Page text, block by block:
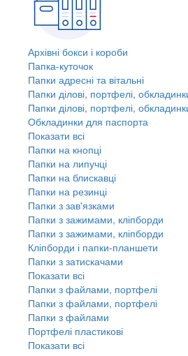
Архівні бокси і короби
Папка-куточок
Папки адресні та вітальні
Папки ділові, портфелі,
Папки ділові, портфелі,
Обкладинки для паспорта
Показати всі
Папки на кнопці
Папки на липучці
Папки на блискавці
Папки на резинці
Папки з зав'язками
Папки з зажимами, кліпборди
Папки з зажимами, кліпборди
Кліпборди і папки-планшети
Папки з затискачами
Показати всі
Папки з файлами, портфелі
Папки з файлами, портфелі
Папки з файлами
Портфелі пластикові
Показати всі